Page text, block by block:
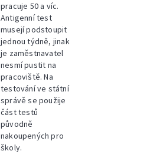
pracuje 50 a víc.
Antigenní test
musejí podstoupit
jednou týdně, jinak
je zaměstnavatel
nesmí pustit na
pracoviště. Na
testování ve státní
správě se použije
část testů
původně
nakoupených pro
školy.